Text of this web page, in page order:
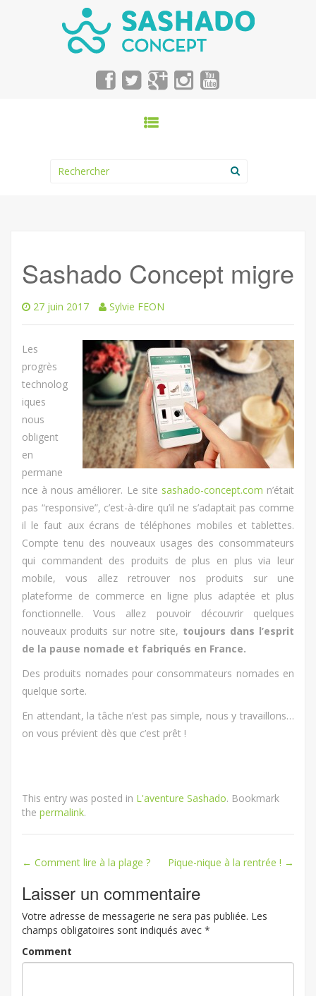
Search for:
Sashado Concept migre
27 juin 2017 Sylvie FEON
Les
progrès
technolog
iques
nous
obligent
en
permane
nce à nous améliorer. Le site sashado-concept.com n’était
pas “responsive”, c’est-à-dire qu’il ne s’adaptait pas comme
il le faut aux écrans de téléphones mobiles et tablettes.
Compte tenu des nouveaux usages des consommateurs
qui commandent des produits de plus en plus via leur
mobile, vous allez retrouver nos produits sur une
plateforme de commerce en ligne plus adaptée et plus
fonctionnelle. Vous allez pouvoir découvrir quelques
nouveaux produits sur notre site, toujours dans l’esprit
de la pause nomade et fabriqués en France.
Des produits nomades pour consommateurs nomades en
quelque sorte.
En attendant, la tâche n’est pas simple, nous y travaillons…
on vous prévient dès que c’est prêt !
This entry was posted in L'aventure Sashado. Bookmark
the permalink.
Post navigation
← Comment lire à la plage ? Pique-nique à la rentrée ! →
Laisser un commentaire
Votre adresse de messagerie ne sera pas publiée. Les
champs obligatoires sont indiqués avec *
Comment